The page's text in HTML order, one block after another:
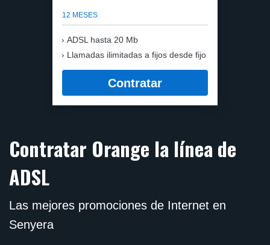
12 MESES
ADSL hasta 20 Mb
Llamadas ilimitadas a fijos desde fijo
Contratar
Contratar Orange la línea de
ADSL
Las mejores promociones de Internet en
Senyera